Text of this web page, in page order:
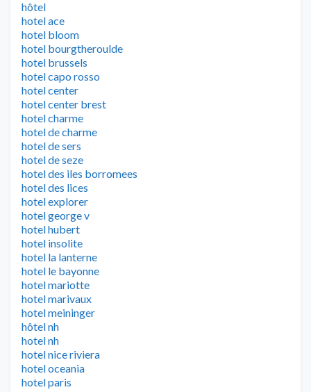
hôtel
hotel ace
hotel bloom
hotel bourgtheroulde
hotel brussels
hotel capo rosso
hotel center
hotel center brest
hotel charme
hotel de charme
hotel de sers
hotel de seze
hotel des iles borromees
hotel des lices
hotel explorer
hotel george v
hotel hubert
hotel insolite
hotel la lanterne
hotel le bayonne
hotel mariotte
hotel marivaux
hotel meininger
hôtel nh
hotel nh
hotel nice riviera
hotel oceania
hotel paris